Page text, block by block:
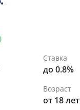
Ставка
до 0.8%
Возраст
от 18 лет